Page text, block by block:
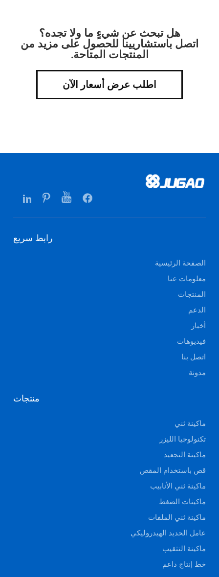
هل تبحث عن شيءٍ ما ولا تجده؟
اتصل باستشاريينا للحصول على مزيد من
المنتجات المتاحة.
اطلب عرض أسعار الآن
رابط سريع
الصفحة الرئيسية
معلومات عنا
المنتجات
الدعم
أخبار
فيديوهات
اتصل بنا
مدونة
منتجات
ماكينة ثني
تكنولوجيا الليزر
ماكينة التجعيد
قص باستخدام المقص
ماكينة ثني الأنابيب
ماكينات الضغط
ماكينة ثني الملفات
عامل الحديد الهيدروليكي
ماكينة التثقيب
خط إنتاج داعم